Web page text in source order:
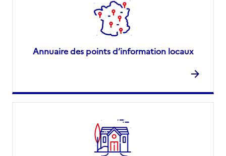
Annuaire des points d’information locaux